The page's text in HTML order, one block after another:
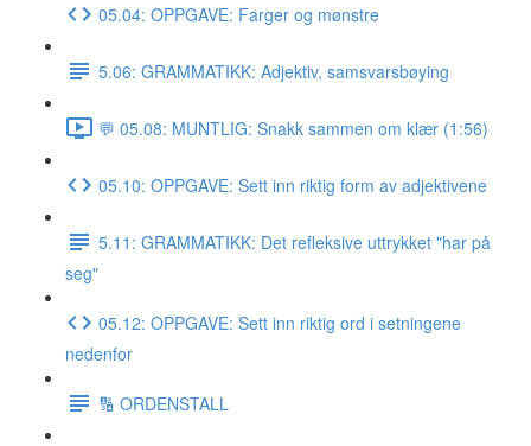
05.04: OPPGAVE: Farger og mønstre
5.06: GRAMMATIKK: Adjektiv, samsvarsbøying
💬 05.08: MUNTLIG: Snakk sammen om klær (1:56)
05.10: OPPGAVE: Sett inn riktig form av adjektivene
5.11: GRAMMATIKK: Det refleksive uttrykket "har på
seg"
05.12: OPPGAVE: Sett inn riktig ord i setningene
nedenfor
🔢 ORDENSTALL